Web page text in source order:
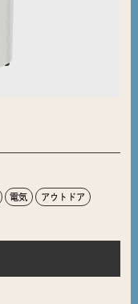
電気 アウトドア